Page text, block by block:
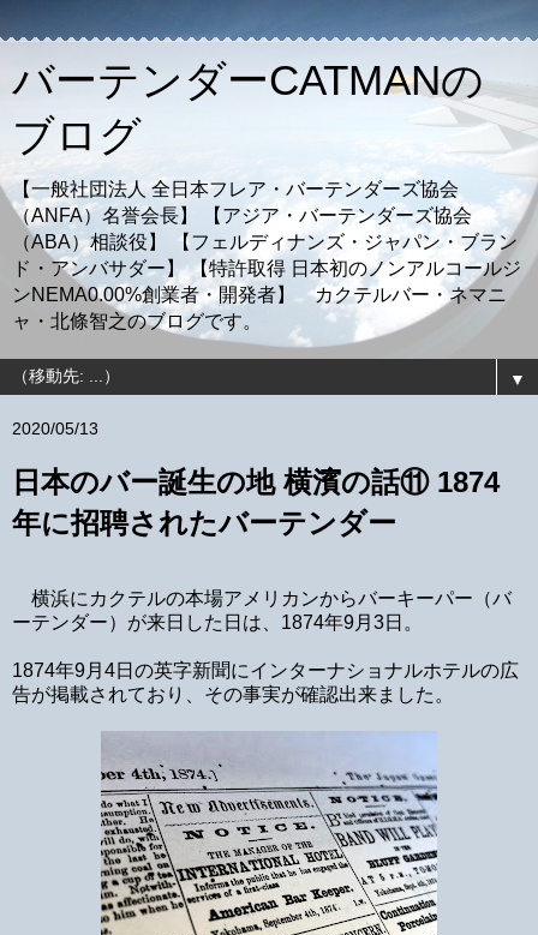
バーテンダーCATMANの
ブログ
【一般社団法人 全日本フレア・バーテンダーズ協会
（ANFA）名誉会長】 【アジア・バーテンダーズ協会
（ABA）相談役】 【フェルディナンズ・ジャパン・ブラン
ド・アンバサダー】 【特許取得 日本初のノンアルコールジ
ンNEMA0.00%創業者・開発者】 カクテルバー・ネマニ
ャ・北條智之のブログです。
▼
2020/05/13
日本のバー誕生の地 横濱の話⑪ 1874
年に招聘されたバーテンダー
横浜にカクテルの本場アメリカンからバーキーパー（バ
ーテンダー）が来日した日は、1874年9月3日。
1874年9月4日の英字新聞にインターナショナルホテルの広
告が掲載されており、その事実が確認出来ました。